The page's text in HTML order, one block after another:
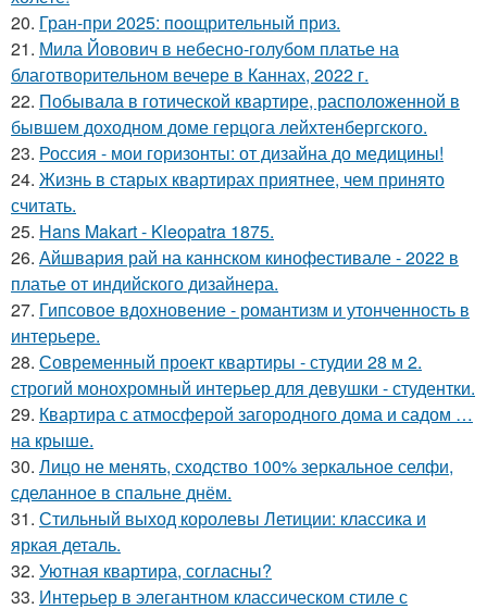
20. Гран-при 2025: поощрительный приз.
21. Мила Йовович в небесно-голубом платье на
благотворительном вечере в Каннах, 2022 г.
22. Побывала в готической квартире, расположенной в
бывшем доходном доме герцога лейхтенбергского.
23. Россия - мои горизонты: от дизайна до медицины!
24. Жизнь в старых квартирах приятнее, чем принято
считать.
25. Hans Makart - Kleopatra 1875.
26. Айшвария рай на каннском кинофестивале - 2022 в
платье от индийского дизайнера.
27. Гипсовое вдохновение - романтизм и утонченность в
интерьере.
28. Современный проект квартиры - студии 28 м 2.
строгий монохромный интерьер для девушки - студентки.
29. Квартира с атмосферой загородного дома и садом …
на крыше.
30. Лицо не менять, сходство 100% зеркальное селфи,
сделанное в спальне днём.
31. Стильный выход королевы Летиции: классика и
яркая деталь.
32. Уютная квартира, согласны?
33. Интерьер в элегантном классическом стиле с